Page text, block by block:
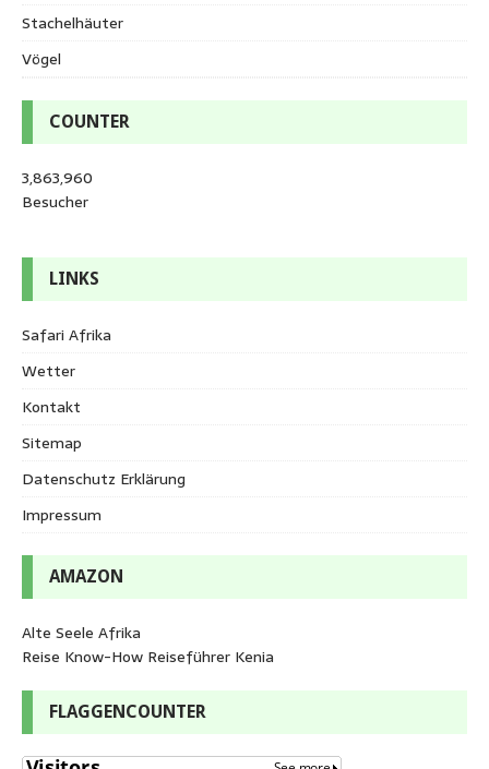
Stachelhäuter
Vögel
COUNTER
3,863,960
Besucher
LINKS
Safari Afrika
Wetter
Kontakt
Sitemap
Datenschutz Erklärung
Impressum
AMAZON
Alte Seele Afrika
Reise Know-How Reiseführer Kenia
FLAGGENCOUNTER